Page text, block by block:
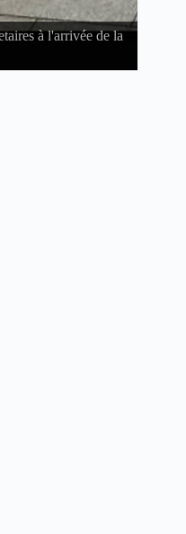
à l'arrivée de la